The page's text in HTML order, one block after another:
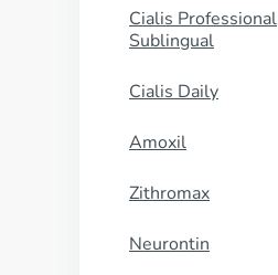
Cialis Professional
Sublingual
Cialis Daily
Amoxil
Zithromax
Neurontin